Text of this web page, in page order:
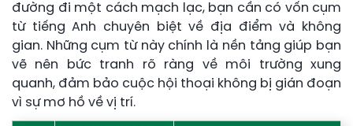
đường đi một cách mạch lạc, bạn cần có vốn cụm
từ tiếng Anh chuyên biệt về địa điểm và không
gian. Những cụm từ này chính là nền tảng giúp bạn
vẽ nên bức tranh rõ ràng về môi trường xung
quanh, đảm bảo cuộc hội thoại không bị gián đoạn
vì sự mơ hồ về vị trí.